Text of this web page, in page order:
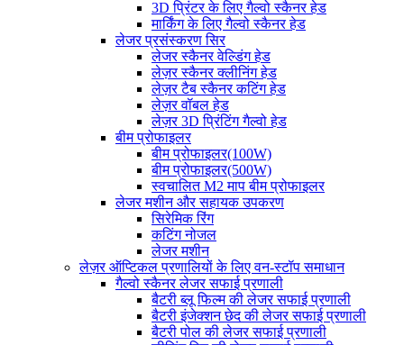
3D प्रिंटर के लिए गैल्वो स्कैनर हेड
मार्किंग के लिए गैल्वो स्कैनर हेड
लेजर प्रसंस्करण सिर
लेजर स्कैनर वेल्डिंग हेड
लेज़र स्कैनर क्लीनिंग हेड
लेज़र टैब स्कैनर कटिंग हेड
लेज़र वॉबल हेड
लेज़र 3D प्रिंटिंग गैल्वो हेड
बीम प्रोफाइलर
बीम प्रोफाइलर(100W)
बीम प्रोफाइलर(500W)
स्वचालित M2 माप बीम प्रोफाइलर
लेजर मशीन और सहायक उपकरण
सिरेमिक रिंग
कटिंग नोजल
लेजर मशीन
लेज़र ऑप्टिकल प्रणालियों के लिए वन-स्टॉप समाधान
गैल्वो स्कैनर लेजर सफाई प्रणाली
बैटरी ब्लू फिल्म की लेजर सफाई प्रणाली
बैटरी इंजेक्शन छेद की लेजर सफाई प्रणाली
बैटरी पोल की लेजर सफाई प्रणाली